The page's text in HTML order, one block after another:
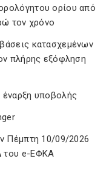
ορίου από
τον χρόνο
κατασχεμένων
πλήρης εξόφληση
υποβολής
Πέμπτη 10/09/2026
του e-ΕΦΚΑ